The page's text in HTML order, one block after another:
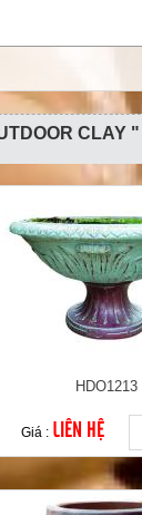
CLAY "
HDO1213
Giá : LIÊN HỆ